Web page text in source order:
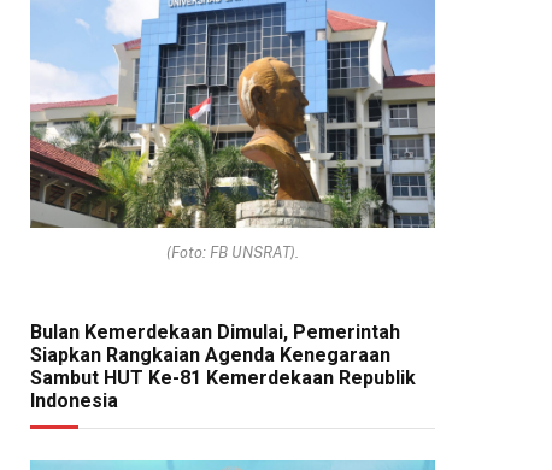
(Foto: FB UNSRAT).
Bulan Kemerdekaan Dimulai, Pemerintah
Siapkan Rangkaian Agenda Kenegaraan
Sambut HUT Ke-81 Kemerdekaan Republik
Indonesia